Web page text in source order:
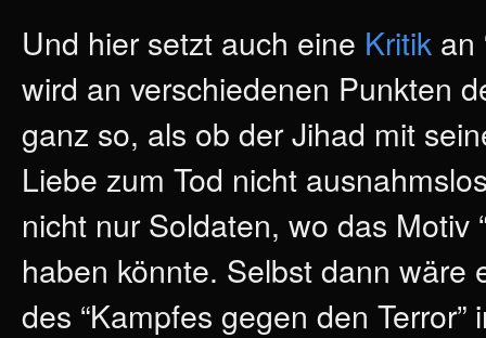
Und hier setzt auch eine Kritik an
wird an verschiedenen Punkten
ganz so, als ob der Jihad mit
Liebe zum Tod nicht
nicht nur Soldaten, wo das Motiv
haben könnte. Selbst dann wäre
des “Kampfes gegen den